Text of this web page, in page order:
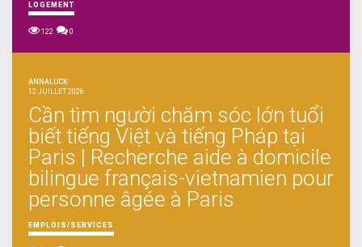
LOGEMENT
122 0
ANNALUCK
12 JUILLET 2026
Cần tìm người chăm sóc lớn tuổi
biết tiếng Việt và tiếng Pháp tại
Paris | Recherche aide à domicile
bilingue français-vietnamien pour
personne âgée à Paris
EMPLOIS/SERVICES